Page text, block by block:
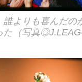
誰よりも喜んだの
た（写真